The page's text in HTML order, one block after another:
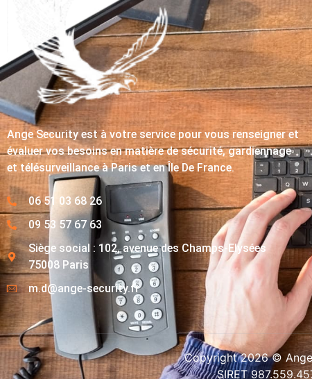
Ange Security est à votre service pour vous renseigner et
évaluer vos besoins en matière de sécurité, gardiennage
et télésurveillance à Paris et en Île De France.
06 51 03 68 26
09 53 57 67 63
Siège social : 102, avenue des Champs-Elysées
75008 Paris
m.d@ange-security.fr
Copyright 2026 ©
SIRET